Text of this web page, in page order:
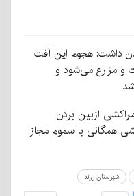
داشت: هجوم این آفت
و مزارع می‌شود و
مراکشی ازبین بردن
همگانی با سموم مجاز
شهرستان زرند